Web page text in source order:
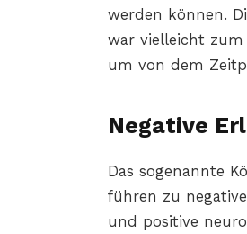
werden können.
war vielleicht zum
um von dem
Negative
Das sogenannte
führen zu
und positive